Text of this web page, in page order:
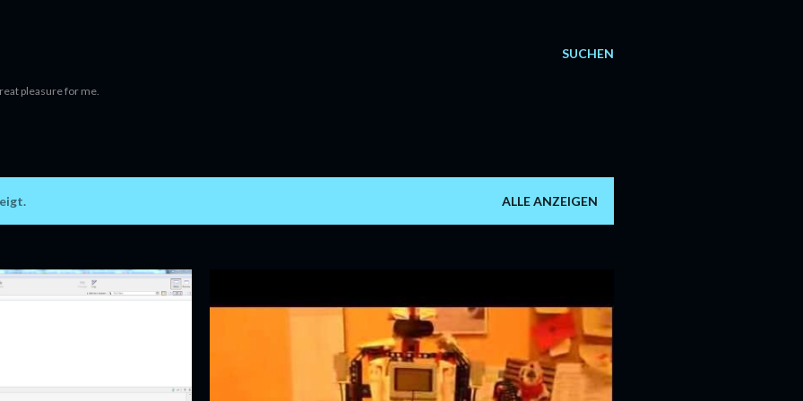
SUCHEN
pleasure for me.
ALLE ANZEIGEN